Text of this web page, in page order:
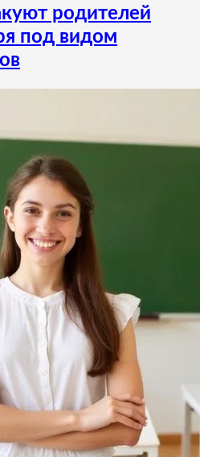
родителей
под видом